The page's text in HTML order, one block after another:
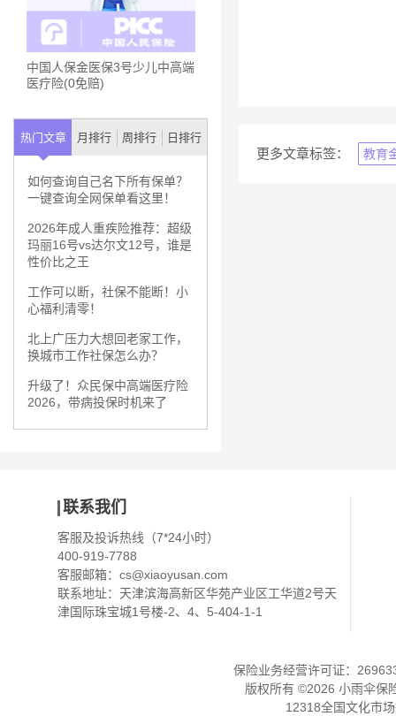
中国人保金医保3号少儿中高端
医疗险(0免赔)
热门文章 月排行 周排行 日排行
如何查询自己名下所有保单？
一键查询全网保单看这里！
2026年成人重疾险推荐：超级
玛丽16号vs达尔文12号，谁是
性价比之王
工作可以断，社保不能断！小
心福利清零！
北上广压力大想回老家工作，
换城市工作社保怎么办？
升级了！众民保中高端医疗险
2026，带病投保时机来了
更多文章标签： 教育
联系我们
客服及投诉热线（7*24小时）
400-919-7788
客服邮箱： cs@xiaoyusan.com
联系地址：天津滨海高新区华苑产业区工华道2号天
津国际珠宝城1号楼-2、4、5-404-1-1
保险业务经营许可证：
版权所有 ©2026 小雨伞保
12318全国文化市